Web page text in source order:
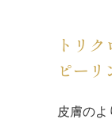
トリ
ピーリ
皮膚の